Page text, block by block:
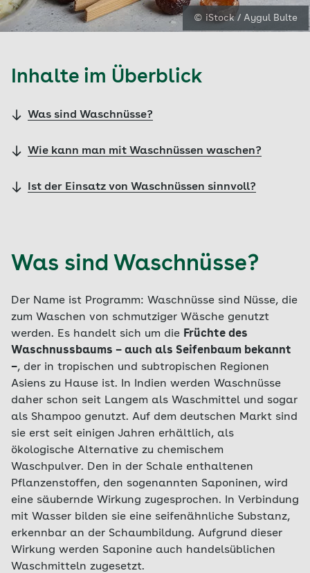
© iStock / Aygul Bulte
Inhalte im Überblick
Was sind Waschnüsse?
Wie kann man mit Waschnüssen waschen?
Ist der Einsatz von Waschnüssen sinnvoll?
Was sind Waschnüsse?
Der Name ist Programm: Waschnüsse sind Nüsse, die
zum Waschen von schmutziger Wäsche genutzt
werden. Es handelt sich um die Früchte des
Waschnussbaums – auch als Seifenbaum bekannt
–, der in tropischen und subtropischen Regionen
Asiens zu Hause ist. In Indien werden Waschnüsse
daher schon seit Langem als Waschmittel und sogar
als Shampoo genutzt. Auf dem deutschen Markt sind
sie erst seit einigen Jahren erhältlich, als
ökologische Alternative zu chemischem
Waschpulver. Den in der Schale enthaltenen
Pflanzenstoffen, den sogenannten Saponinen, wird
eine säubernde Wirkung zugesprochen. In Verbindung
mit Wasser bilden sie eine seifenähnliche Substanz,
erkennbar an der Schaumbildung. Aufgrund dieser
Wirkung werden Saponine auch handelsüblichen
Waschmitteln zugesetzt.